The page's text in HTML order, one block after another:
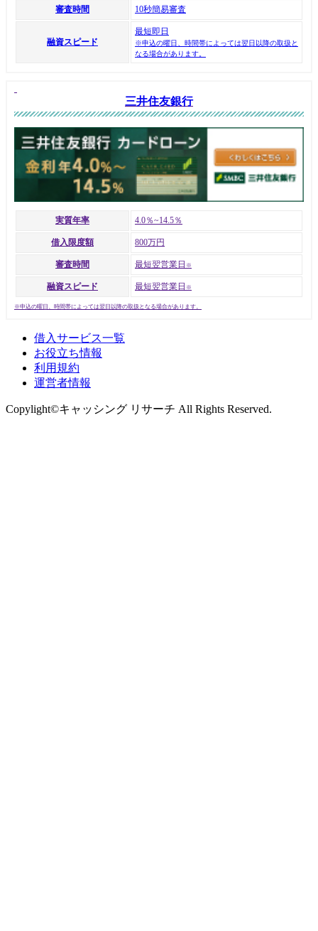
審査時間 10秒簡易審査
融資スピード
最短即日
※申込の曜日、時間帯によっては翌日以降の取扱と
なる場合があります。
三井住友銀行
実質年率 4.0％~14.5％
借入限度額 800万円
審査時間 最短翌営業日 ※
融資スピード 最短翌営業日 ※
※申込の曜日、時間帯によっては翌日以降の取扱となる場合があります。
借入サービス一覧
お役立ち情報
利用規約
運営者情報
Copylight©キャッシング リサーチ All Rights Reserved.